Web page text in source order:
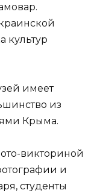
культур
имеет
из
Крыма.
викториной
и
студенты